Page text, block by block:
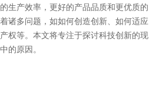
生产效率，更好的产品品质和更优质的
诸多问题，如如何创造创新、如何适应
权等。本文将专注于探讨科技创新的现
的原因。